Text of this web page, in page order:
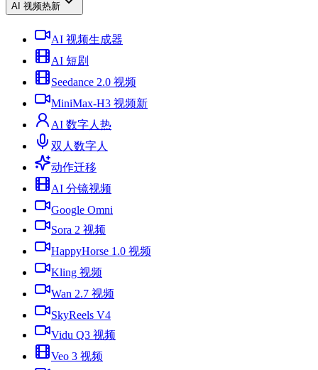
AI 视频热新
AI 视频生成器
AI 短剧
Seedance 2.0 视频
MiniMax-H3 视频新
AI 数字人 热
双人数字人
动作迁移
AI 分镜视频
Google Omni
Sora 2 视频
HappyHorse 1.0 视频
Kling 视频
Wan 2.7 视频
SkyReels V4
Vidu Q3 视频
Veo 3 视频